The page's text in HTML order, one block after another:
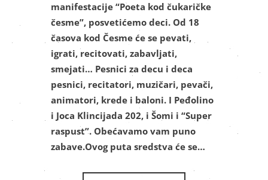
manifestacije “Poeta kod čukaričke
česme”, posvetićemo deci. Od 18
časova kod Česme će se pevati,
igrati, recitovati, zabavljati,
smejati… Pesnici za decu i deca
pesnici, recitatori, muzičari, pevači,
animatori, krede i baloni. I Peđolino
i Joca Klincijada 202, i Šomi i “Super
raspust”. Obećavamo vam puno
zabave.Ovog puta sredstva će se…